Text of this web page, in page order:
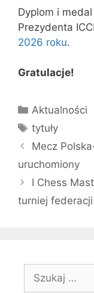
Dyplom i
Prezydenta
2026 roku.
Gratulacje!
Kategorie
Aktualności
Tagi
tytuły
Mecz
uruchomiony
I Chess
turniej
Szukaj: